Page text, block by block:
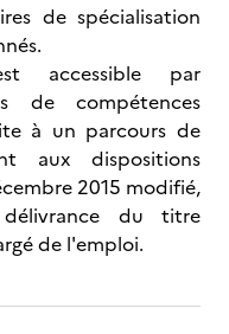
de spécialisation
accessible par
de compétences
à un parcours de
aux dispositions
2015 modifié,
du titre
de l'emploi.